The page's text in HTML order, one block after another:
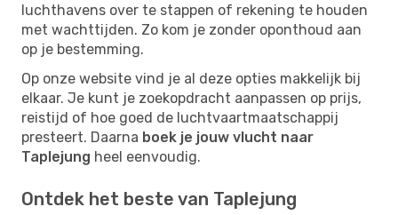
luchthavens over te stappen of rekening te houden
met wachttijden. Zo kom je zonder oponthoud aan
op je bestemming.
Op onze website vind je al deze opties makkelijk bij
elkaar. Je kunt je zoekopdracht aanpassen op prijs,
reistijd of hoe goed de luchtvaartmaatschappij
presteert. Daarna boek je jouw vlucht naar
Taplejung heel eenvoudig.
Ontdek het beste van Taplejung